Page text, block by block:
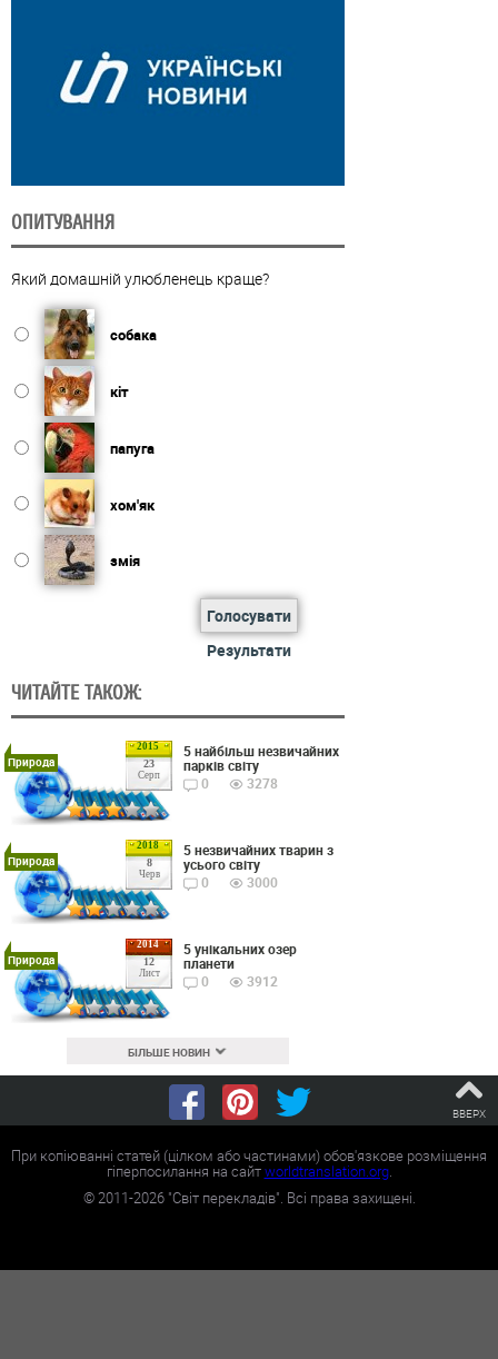
ОПИТУВАННЯ
Який домашній улюбленець краще?
собака
кіт
папуга
хом'як
змія
Голосувати
Результати
ЧИТАЙТЕ ТАКОЖ:
2015
23
Серп
Природа
5 найбільш незвичайних
парків світу
0
3278
2018
8
Черв
Природа
5 незвичайних тварин з
усього світу
0
3000
2014
12
Лист
Природа
5 унікальних озер
планети
0
3912
БІЛЬШЕ НОВИН
ВВЕРХ
При копіюванні статей (цілком або частинами) обов'язкове розміщення
гіперпосилання на сайтworldtranslation.org.
©2011-2026"Світ перекладів". Всі права захищені.